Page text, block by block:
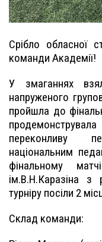
Срібло обласної
команди Академії!
У змаганнях
напруженого
пройшла до
переконливу
національним
фінальному
ім.В.Н.Каразіна
турніру посіли 2
Склад команди: